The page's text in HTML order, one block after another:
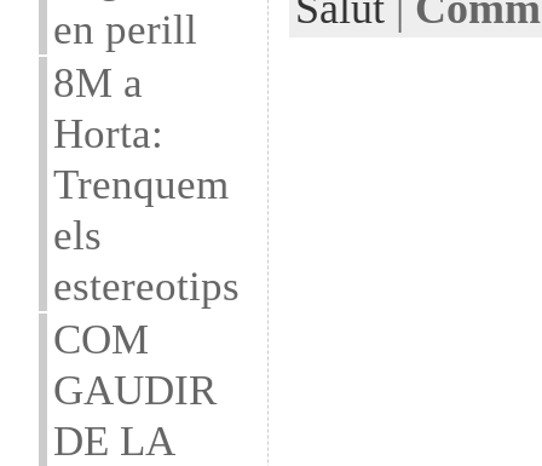
en perill
8M a
Horta:
Trenquem
els
estereotips
COM
GAUDIR
DE LA